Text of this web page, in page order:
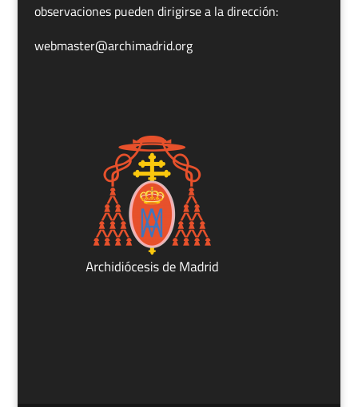
observaciones pueden dirigirse a la dirección:
webmaster@archimadrid.org